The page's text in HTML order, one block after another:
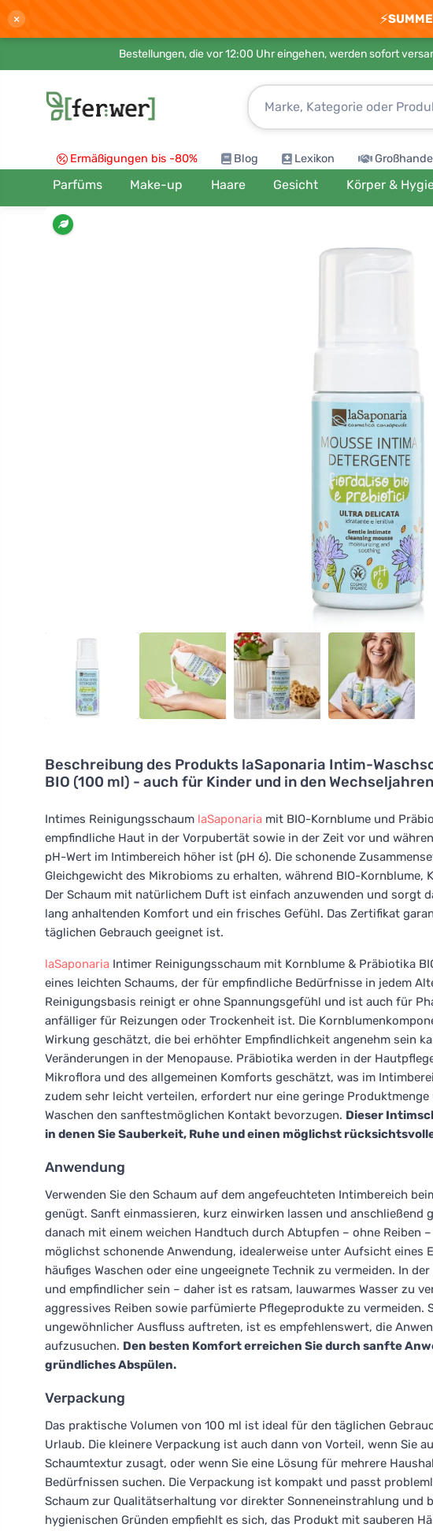
× ⚡
Bestellungen, die vor 12:00 Uhr eingehen, werden sofort
Ermäßigungen bis -80% Blog Lexikon
Parfüms Make-up Haare Gesicht Körper &
Beschreibung des Produkts laSaponaria Intim-
BIO (100 ml) - auch für Kinder und in den
Intimes Reinigungsschaum laSaponaria mit BIO-Kornblume und
empfindliche Haut in der Vorpubertät sowie in der Zeit vor und
pH-Wert im Intimbereich höher ist (pH 6). Die schonende
Gleichgewicht des Mikrobioms zu erhalten, während BIO-Kornblume,
Der Schaum mit natürlichem Duft ist einfach anzuwenden und sorgt
lang anhaltenden Komfort und ein frisches Gefühl. Das Zertifikat
täglichen Gebrauch geeignet ist.
laSaponaria Intimer Reinigungsschaum mit Kornblume & Präbiotika
eines leichten Schaums, der für empfindliche Bedürfnisse in jedem
Reinigungsbasis reinigt er ohne Spannungsgefühl und ist auch für
anfälliger für Reizungen oder Trockenheit ist. Die
Wirkung geschätzt, die bei erhöhter Empfindlichkeit angenehm sein
Veränderungen in der Menopause. Präbiotika werden in der
Mikroflora und des allgemeinen Komforts geschätzt, was im
zudem sehr leicht verteilen, erfordert nur eine geringe
Waschen den sanftestmöglichen Kontakt bevorzugen. Dieser
in denen Sie Sauberkeit, Ruhe und einen möglichst
Anwendung
Verwenden Sie den Schaum auf dem angefeuchteten Intimbereich
genügt. Sanft einmassieren, kurz einwirken lassen und anschließend
danach mit einem weichen Handtuch durch Abtupfen – ohne Reiben
möglichst schonende Anwendung, idealerweise unter Aufsicht eines
häufiges Waschen oder eine ungeeignete Technik zu vermeiden. In
und empfindlicher sein – daher ist es ratsam, lauwarmes Wasser zu
aggressives Reiben sowie parfümierte Pflegeprodukte zu vermeiden.
ungewöhnlicher Ausfluss auftreten, ist es empfehlenswert, die
aufzusuchen. Den besten Komfort erreichen Sie durch sanfte
gründliches Abspülen.
Verpackung
Das praktische Volumen von 100 ml ist ideal für den täglichen
Urlaub. Die kleinere Verpackung ist auch dann von Vorteil, wenn Sie
Schaumtextur zusagt, oder wenn Sie eine Lösung für mehrere
Bedürfnissen suchen. Die Verpackung ist kompakt und passt
Schaum zur Qualitätserhaltung vor direkter Sonneneinstrahlung und
hygienischen Gründen empfiehlt es sich, das Produkt mit sauberen